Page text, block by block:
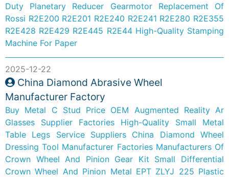
Duty Planetary Reducer Gearmotor Replacement Of
Rossi R2E200 R2E201 R2E240 R2E241 R2E280 R2E355
R2E428 R2E429 R2E445 R2E44 High-Quality Stamping
Machine For Paper
2025-12-22
China Diamond Abrasive Wheel
Manufacturer Factory
Buy Metal C Stud Price OEM Augmented Reality Ar
Glasses Supplier Factories
High-Quality Small Metal
Table Legs Service Suppliers China Diamond Wheel
Dressing Tool Manufacturer Factories Manufacturers Of
Crown Wheel And Pinion Gear Kit Small Differential
Crown Wheel And Pinion Metal EPT ZLYJ 225 Plastic